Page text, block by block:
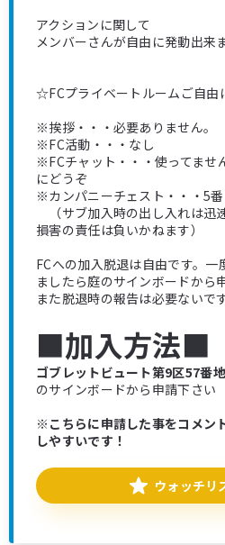
アクションに関して
メンバーさんが自由に発動出来
☆FCプライベートルームご自由
※挨拶・・・必要ありません。
※FC活動・・・なし
※FCチャット・・・使ってませ
にどうぞ
※カンパニーチェスト・・・5番
（サブ加入時の出し入れは迅
損害の責任は負いかねます）
FCへの加入脱退は自由です。一
ましたら庭のサインボードから
また脱退時の報告は
■加入方法■
ゴブレットビュート第9区57番地
のサインボードから申請下さい
※こちらに申請した事をコメン
しやすいです！
ウォッチリ